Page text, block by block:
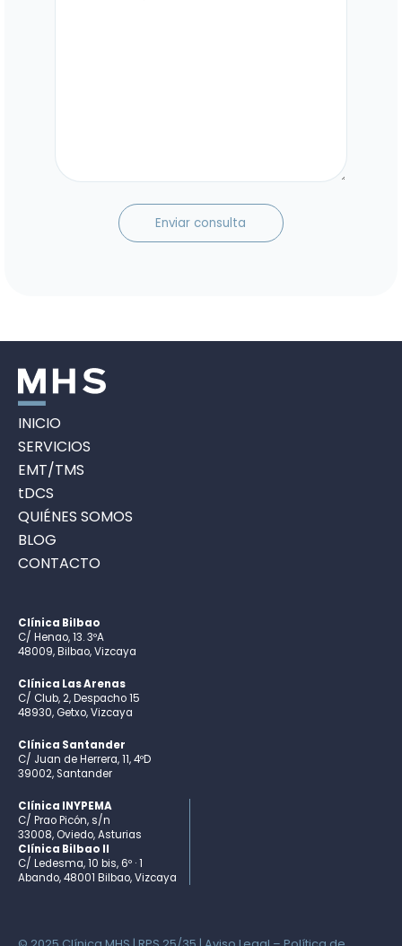
INICIO
SERVICIOS
EMT/TMS
tDCS
QUIÉNES SOMOS
BLOG
CONTACTO
Clínica Bilbao
C/ Henao, 13. 3ºA
48009, Bilbao, Vizcaya
Clínica Las Arenas
C/ Club, 2, Despacho 15
48930, Getxo, Vizcaya
Clínica Santander
C/ Juan de Herrera, 11, 4ºD
39002, Santander
Clínica INYPEMA
C/ Prao Picón, s/n
33008, Oviedo, Asturias
Clínica Bilbao II
C/ Ledesma, 10 bis, 6º · 1
Abando, 48001 Bilbao, Vizcaya